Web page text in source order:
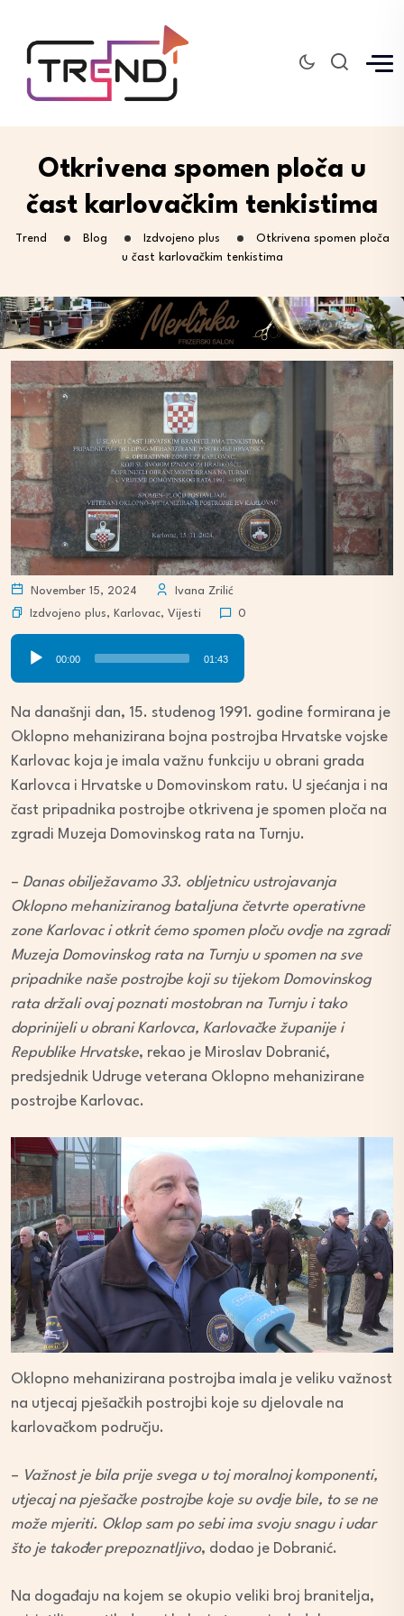
Otkrivena spomen ploča u
čast karlovačkim tenkistima
Trend Blog Izdvojeno plus
Otkrivena spomen ploča
u čast karlovačkim tenkistima
November 15, 2024
Ivana Zrilić
Izdvojeno plus, Karlovac, Vijesti 0
00:00 01:43
Na današnji dan, 15. studenog 1991. godine formirana je
Oklopno mehanizirana bojna postrojba Hrvatske vojske
Karlovac koja je imala važnu funkciju u obrani grada
Karlovca i Hrvatske u Domovinskom ratu. U sjećanja i na
čast pripadnika postrojbe otkrivena je spomen ploča na
zgradi Muzeja Domovinskog rata na Turnju.
– Danas obilježavamo 33. obljetnicu ustrojavanja
Oklopno mehaniziranog bataljuna četvrte operativne
zone Karlovac i otkrit ćemo spomen ploču ovdje na zgradi
Muzeja Domovinskog rata na Turnju u spomen na sve
pripadnike naše postrojbe koji su tijekom Domovinskog
rata držali ovaj poznati mostobran na Turnju i tako
doprinijeli u obrani Karlovca, Karlovačke županije i
Republike Hrvatske, rekao je Miroslav Dobranić,
predsjednik Udruge veterana Oklopno mehanizirane
postrojbe Karlovac.
Oklopno mehanizirana postrojba imala je veliku važnost
na utjecaj pješačkih postrojbi koje su djelovale na
karlovačkom području.
– Važnost je bila prije svega u toj moralnoj komponenti,
utjecaj na pješačke postrojbe koje su ovdje bile, to se ne
može mjeriti. Oklop sam po sebi ima svoju snagu i udar
što je također prepoznatljivo, dodao je Dobranić.
Na događaju na kojem se okupio veliki broj branitelja,